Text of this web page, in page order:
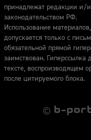
принадлежат редакции и/
законодательством РФ.
Использование
допускается только с
обязательной прямой
заимствован. Гиперссылка
тексте, воспроизводящем
после цитируемого блока.
©